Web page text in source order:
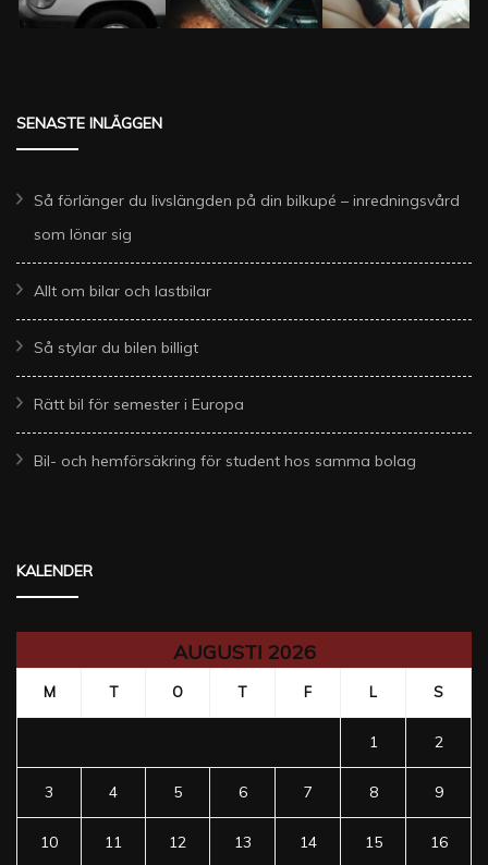
SENASTE INLÄGGEN
Så förlänger du livslängden på din bilkupé – inredningsvård
som lönar sig
Allt om bilar och lastbilar
Så stylar du bilen billigt
Rätt bil för semester i Europa
Bil- och hemförsäkring för student hos samma bolag
KALENDER
AUGUSTI 2026
M T O T F L S
1 2
3 4 5 6 7 8 9
10 11 12 13 14 15 16